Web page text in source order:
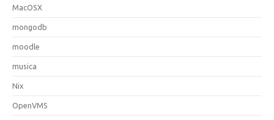
MacOSX
mongodb
moodle
musica
Nix
OpenVMS